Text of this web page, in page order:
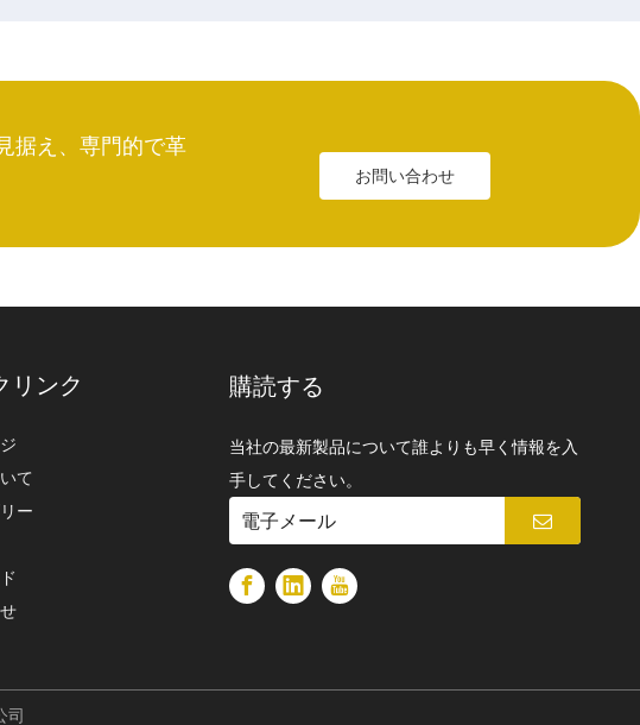
据え、専門的で革
お問い合わせ
リンク
て
ー
購読する
当社の最新製品について誰よりも早く情報を入
手してください。
司